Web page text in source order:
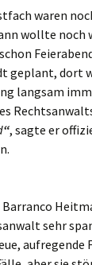
waren
wollte noch
geplant, dort
langsam
“, sagte er
Barranco
sehr
aufregende